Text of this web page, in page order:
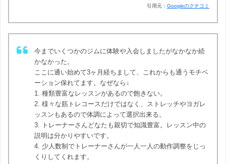
引用元： Googleのクチコミ
今までいくつかのジムに体験や入会しましたがなかなか続
かなかった。
ここに通い始めて3ヶ月経ちまして、これからも通うモチベ
ーション保れてます。なぜなら↓
1. 種類豊富なレッスンがあるので飽きない。
2. 様々な筋トレコースだけではなく、ストレッチやヨガレ
ッスンもあるので体調によって選択出来る。
3. トレーナーさんどなたも親切で知識豊富。レッスン中の
説明は分かりやすいです。
4. 少人数制でトレーナーさんが一人一人の動作調整をじっ
くりしてくれます。